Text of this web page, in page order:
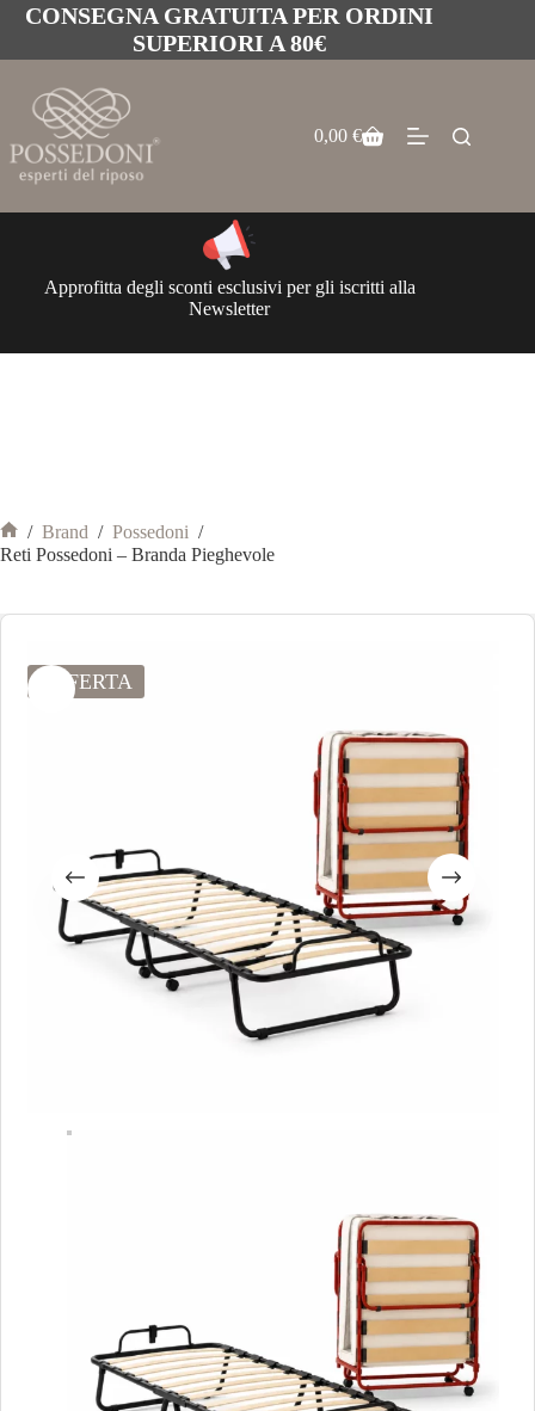
CONSEGNA GRATUITA PER ORDINI
SUPERIORI A 80€
0,00€
Approfitta degli sconti esclusivi per gli iscritti alla
Newsletter
/ Brand / Possedoni /
Reti Possedoni – Branda Pieghevole
OFFERTA